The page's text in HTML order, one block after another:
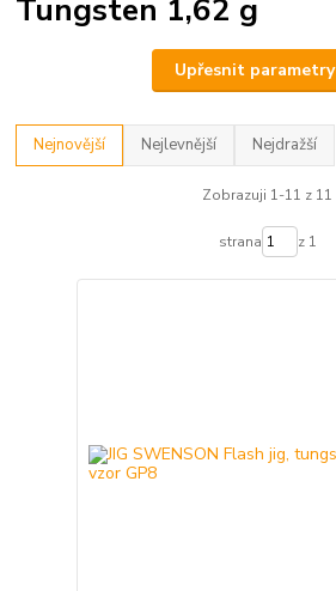
Tungsten 1,62 g
Upřesnit parametry
Nejnovější Nejlevnější Nejdražší
Zobrazuji 1-11 z 11
strana z 1